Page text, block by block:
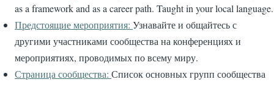
as a framework and as a career path. Taught in your local language.
Предстоящие мероприятия: Узнавайте и общайтесь с
другими участниками сообщества на конференциях и
мероприятиях, проводимых по всему миру.
Страница сообщества: Список основных групп сообщества